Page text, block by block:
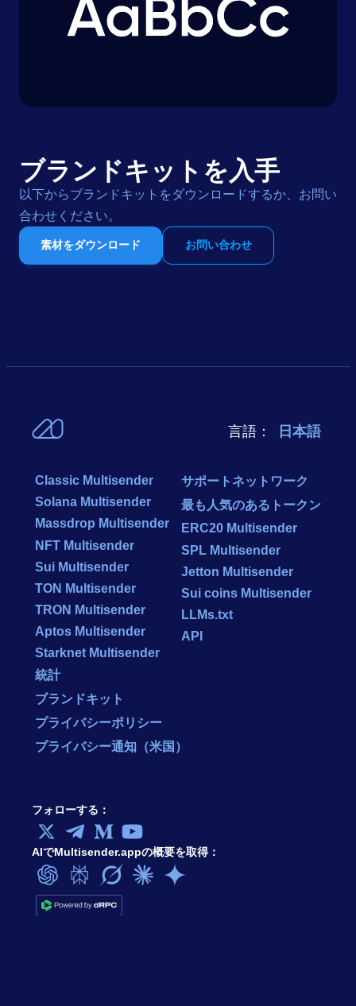
ブランドキットを入手
以下からブランドキットをダウンロードするか、お問い
合わせください。
素材をダウンロード お問い合わせ
言語： 日本語
フォローする：
AIでMultisender.appの概要を取得：
Classic Multisender
Solana Multisender
Massdrop Multisender
NFT Multisender
Sui Multisender
TON Multisender
TRON Multisender
Aptos Multisender
Starknet Multisender
統計
ブランドキット
サポートネットワーク
最も人気のあるトークン
ERC20 Multisender
SPL Multisender
Jetton Multisender
Sui coins Multisender
LLMs.txt
API
プライバシーポリシー
プライバシー通知（米国）